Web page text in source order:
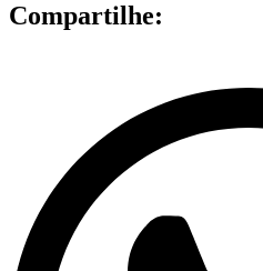
Compartilhe: